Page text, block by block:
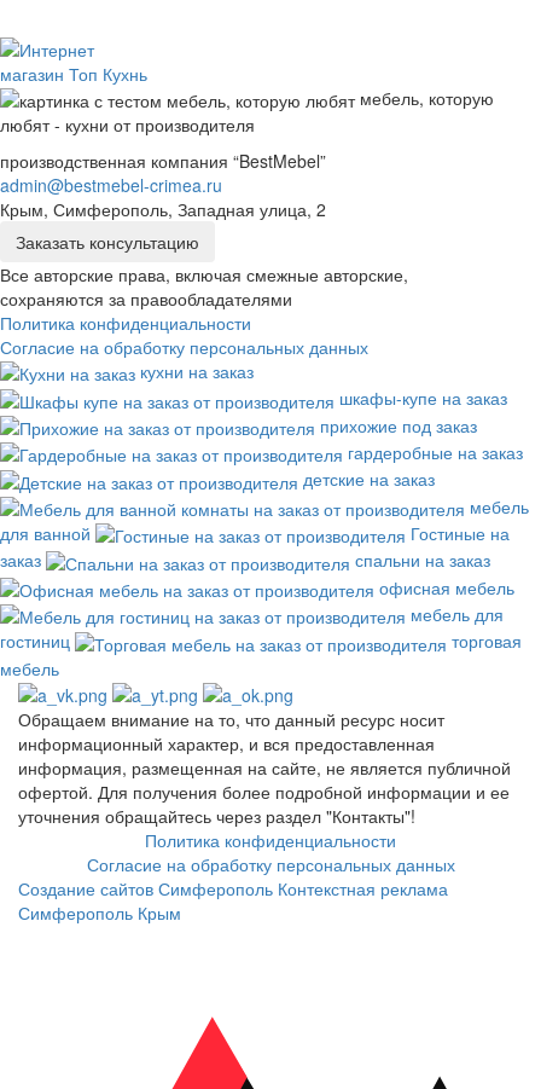
мебель, которую
любят - кухни от производителя
производственная компания “BestMebel”
admin@bestmebel-crimea.ru
Крым, Симферополь, Западная улица, 2
Заказать консультацию
Все авторские права, включая смежные авторские,
сохраняются за правообладателями
Политика конфиденциальности
Согласие на обработку персональных данных
кухни на заказ
шкафы-купе на заказ
прихожие под заказ
гардеробные на заказ
детские на заказ
мебель
для ванной
Гостиные на
заказ
спальни на заказ
офисная мебель
мебель для
гостиниц
торговая
мебель
Обращаем внимание на то, что данный ресурс носит
информационный характер, и вся предоставленная
информация, размещенная на сайте, не является публичной
офертой. Для получения более подробной информации и ее
уточнения обращайтесь через раздел "Контакты"!
Политика конфиденциальности
Согласие на обработку персональных данных
Создание сайтов Симферополь Контекстная реклама
Симферополь Крым